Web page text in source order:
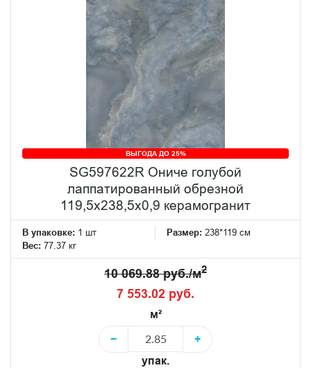
ВЫГОДА ДО 25%
SG597622R Ониче голубой
лаппатированный обрезной
119,5x238,5x0,9 керамогранит
В упаковке: 1 шт Размер: 238*119 см
Вес: 77.37 кг
10 069.88 руб./м2
7 553.02 руб.
м²
−
+
упак.